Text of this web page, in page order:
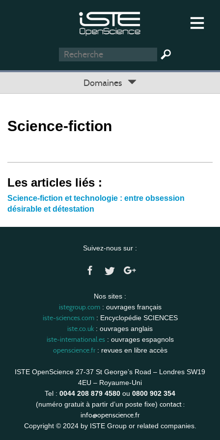
Domaines
Science-fiction
Les articles liés :
Science-fiction et technologie : entre obsession
désirable et détestation
Suivez-nous sur :
Nos sites :
istegroup.com: ouvrages français
iste-sciences.com: Encyclopédie SCIENCES
iste.co.uk : ouvrages anglais
iste-international.es: ouvrages espagnols
openscience.fr: revues en libre accès
ISTE OpenScience 27-37 St George’s Road – Londres SW19
4EU – Royaume-Uni
Tel : 0044 208 879 4580 ou 0800 902 354
(numéro gratuit à partir d’un poste fixe) contact :
info@openscience.fr
Copyright © 2024 by ISTE Group or related companies.